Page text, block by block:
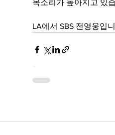
목소리가 높아지고 있
LA에서 SBS 전영웅입